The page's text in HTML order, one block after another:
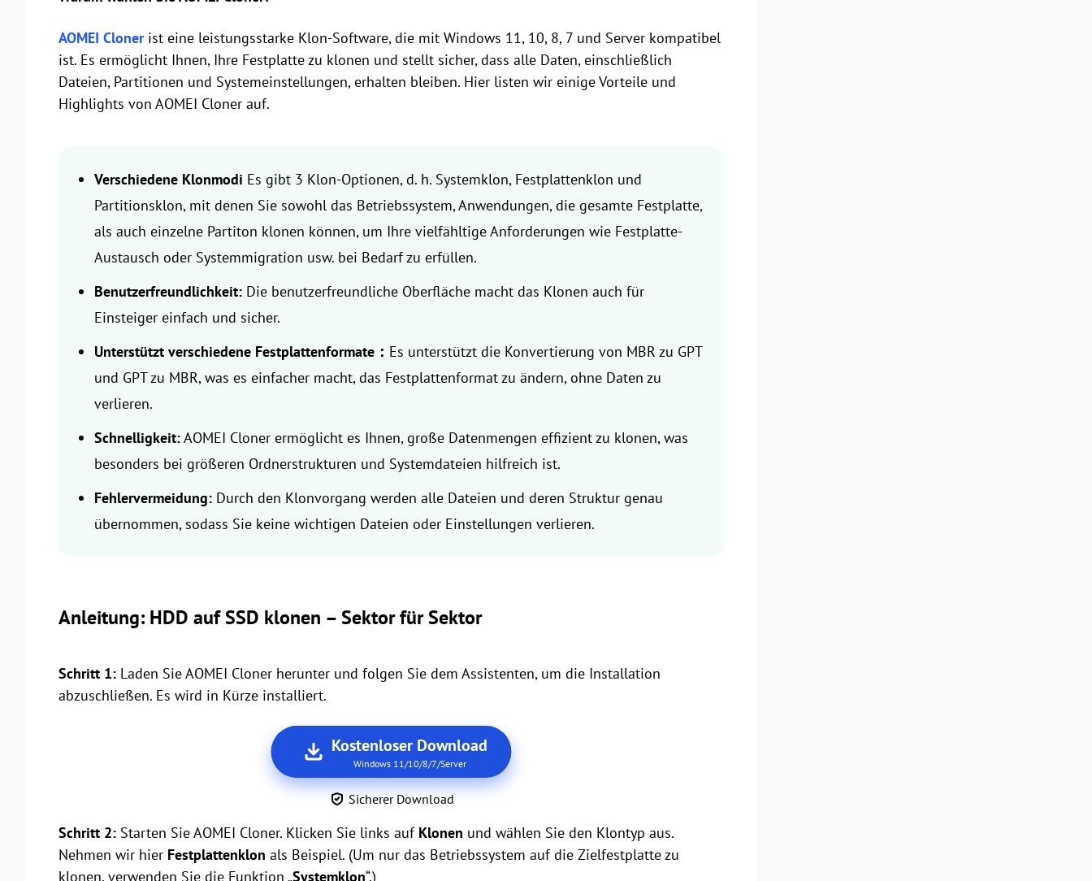
AOMEI Clonerist eine leistungsstarke Klon-Software, die mit Windows 11, 10, 8, 7 und Server kompatibel
ist. Es ermöglicht Ihnen, Ihre Festplatte zu klonen und stellt sicher, dass alle Daten, einschließlich
Dateien, Partitionen und Systemeinstellungen, erhalten bleiben. Hier listen wir einige Vorteile und
Highlights von AOMEI Cloner auf.
Verschiedene Klonmodi Es gibt 3 Klon-Optionen, d. h. Systemklon, Festplattenklon und
Partitionsklon, mit denen Sie sowohl das Betriebssystem, Anwendungen, die gesamte Festplatte,
als auch einzelne Partiton klonen können, um Ihre vielfähltige Anforderungen wie Festplatte-
Austausch oder Systemmigration usw. bei Bedarf zu erfüllen.
Benutzerfreundlichkeit: Die benutzerfreundliche Oberfläche macht das Klonen auch für
Einsteiger einfach und sicher.
Unterstützt verschiedene Festplattenformate： Es unterstützt die Konvertierung von MBR zu GPT
und GPT zu MBR, was es einfacher macht, das Festplattenformat zu ändern, ohne Daten zu
verlieren.
Schnelligkeit:AOMEI Cloner ermöglicht es Ihnen, große Datenmengen effizient zu klonen, was
besonders bei größeren Ordnerstrukturen und Systemdateien hilfreich ist.
Fehlervermeidung: Durch den Klonvorgang werden alle Dateien und deren Struktur genau
übernommen, sodass Sie keine wichtigen Dateien oder Einstellungen verlieren.
Anleitung: HDD auf SSD klonen – Sektor für Sektor
Schritt 1: Laden Sie AOMEI Cloner herunter und folgen Sie dem Assistenten, um die Installation
abzuschließen. Es wird in Kürze installiert.
Kostenloser Download
Windows 11/10/8/7/Server
Sicherer Download
Schritt 2: Starten Sie AOMEI Cloner. Klicken Sie links auf Klonen und wählen Sie den Klontyp aus.
Nehmen wir hier Festplattenklon als Beispiel. (Um nur das Betriebssystem auf die Zielfestplatte zu
klonen, verwenden Sie die Funktion „Systemklon“.)